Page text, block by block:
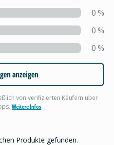
0 %
0 %
0 %
anzeigen
von verifizierten Käufern über
Weitere Infos
Produkte gefunden.